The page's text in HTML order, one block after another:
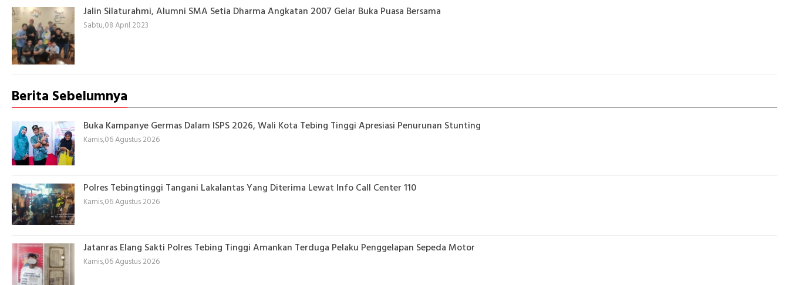
Jalin Silaturahmi, Alumni SMA Setia Dharma Angkatan 2007 Gelar Buka Puasa Bersama
Sabtu,08 April 2023
Berita Sebelumnya
Buka Kampanye Germas Dalam ISPS 2026, Wali Kota Tebing Tinggi Apresiasi Penurunan Stunting
Kamis,06 Agustus 2026
Polres Tebingtinggi Tangani Lakalantas Yang Diterima Lewat Info Call Center 110
Kamis,06 Agustus 2026
Jatanras Elang Sakti Polres Tebing Tinggi Amankan Terduga Pelaku Penggelapan Sepeda Motor
Kamis,06 Agustus 2026